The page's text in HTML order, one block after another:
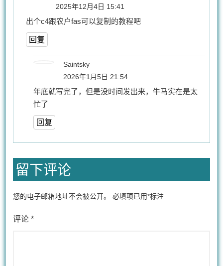
2025年12月4日 15:41
出个c4跟农户fas可以复制的教程吧
回复
Saintsky
2026年1月5日 21:54
年底就写完了，但是没时间发出来，牛马实在是太
忙了
回复
留下评论
您的电子邮箱地址不会被公开。 必填项已用*标注
评论 *